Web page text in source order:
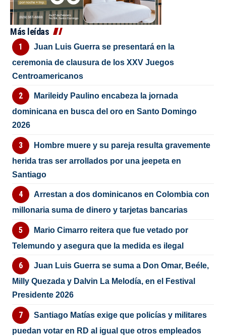
Más leídas
Juan Luis Guerra se presentará en la
ceremonia de clausura de los XXV Juegos
Centroamericanos
Marileidy Paulino encabeza la jornada
dominicana en busca del oro en Santo Domingo
2026
Hombre muere y su pareja resulta gravemente
herida tras ser arrollados por una jeepeta en
Santiago
Arrestan a dos dominicanos en Colombia con
millonaria suma de dinero y tarjetas bancarias
Mario Cimarro reitera que fue vetado por
Telemundo y asegura que la medida es ilegal
Juan Luis Guerra se suma a Don Omar, Beéle,
Milly Quezada y Dalvin La Melodía, en el Festival
Presidente 2026
Santiago Matías exige que policías y militares
puedan votar en RD al igual que otros empleados